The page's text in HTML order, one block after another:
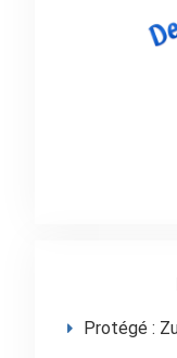
Protégé :